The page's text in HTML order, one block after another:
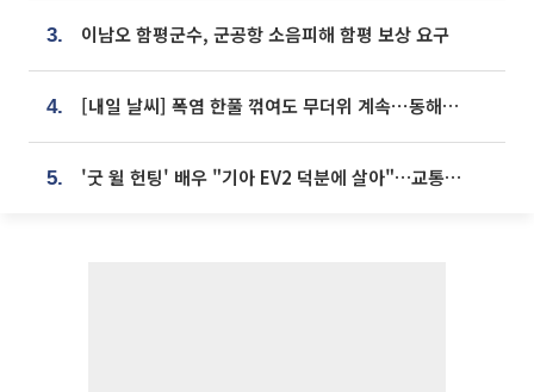
3. 이남오 함평군수, 군공항 소음피해 함평 보상 요구
4. [내일 날씨] 폭염 한풀 꺾여도 무더위 계속⋯동해안 이틀 연속 비
5. '굿 윌 헌팅' 배우 "기아 EV2 덕분에 살아"…교통사고 후 안전성 극찬